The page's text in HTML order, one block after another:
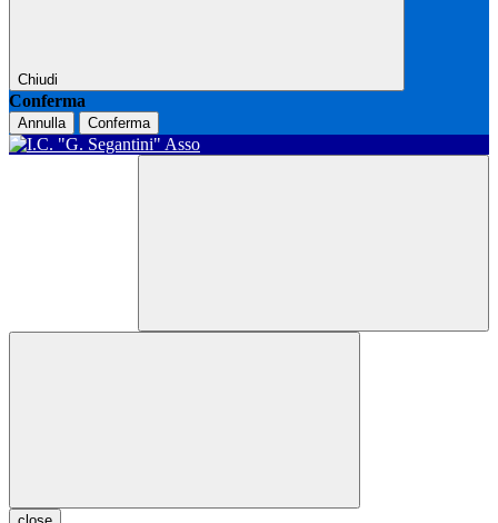
Chiudi
Conferma
Annulla Conferma